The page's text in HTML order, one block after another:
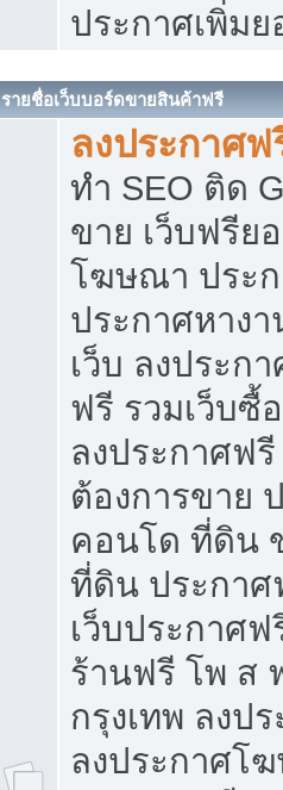
ประกาศเพิ่ม
รายชื่อเว็บบอร์ดขายสินค้าฟรี
ลงประกาศฟ
ทำ SEO ติด
ขาย เว็บฟรีย
โฆษณา ประ
ประกาศหาง
เว็บ ลงประก
ฟรี รวมเว็บซื้
ลงประกาศฟ
ต้องการขาย
คอนโด ที่ดิน
ที่ดิน ประกา
เว็บประกาศ
ร้านฟรี โพ ส
กรุงเทพ ลงป
ลงประกาศโ